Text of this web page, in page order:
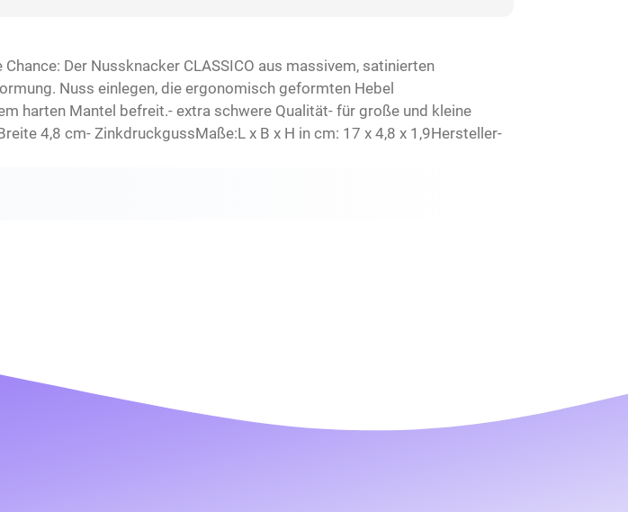
Der Nussknacker CLASSICO aus massivem, satinierten
Nuss einlegen, die ergonomisch geformten Hebel
harten Mantel befreit.- extra schwere Qualität- für große und kleine
4,8 cm- ZinkdruckgussMaße:L x B x H in cm: 17 x 4,8 x 1,9Hersteller-